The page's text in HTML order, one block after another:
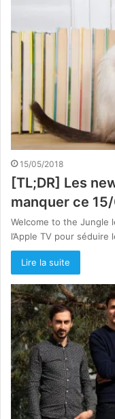
15/05/2018
[TL;DR] Les
manquer ce
Welcome to the Jungle
l’Apple TV pour
Lire la suite